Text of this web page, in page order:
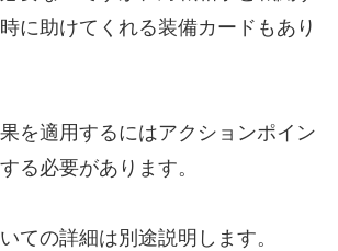
に助けてくれる装備カードもあり
を適用するにはアクションポイン
る必要があります。
ての詳細は別途説明します。